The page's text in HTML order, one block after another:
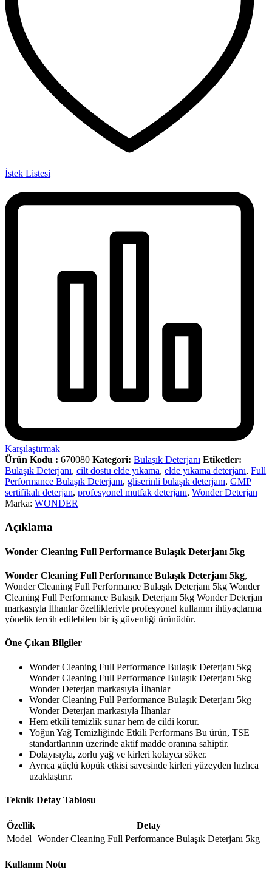
İstek Listesi
Karşılaştırmak
Ürün Kodu : 670080 Kategori: Bulaşık Deterjanı Etiketler:
Bulaşık Deterjanı, cilt dostu elde yıkama, elde yıkama deterjanı, Full
Performance Bulaşık Deterjanı, gliserinli bulaşık deterjanı, GMP
sertifikalı deterjan, profesyonel mutfak deterjanı, Wonder Deterjan
Marka: WONDER
Açıklama
Wonder Cleaning Full Performance Bulaşık Deterjanı 5kg
Wonder Cleaning Full Performance Bulaşık Deterjanı 5kg,
Wonder Cleaning Full Performance Bulaşık Deterjanı 5kg Wonder
Cleaning Full Performance Bulaşık Deterjanı 5kg Wonder Deterjan
markasıyla İlhanlar özellikleriyle profesyonel kullanım ihtiyaçlarına
yönelik tercih edilebilen bir iş güvenliği ürünüdür.
Öne Çıkan Bilgiler
Wonder Cleaning Full Performance Bulaşık Deterjanı 5kg
Wonder Cleaning Full Performance Bulaşık Deterjanı 5kg
Wonder Deterjan markasıyla İlhanlar
Wonder Cleaning Full Performance Bulaşık Deterjanı 5kg
Wonder Deterjan markasıyla İlhanlar
Hem etkili temizlik sunar hem de cildi korur.
Yoğun Yağ Temizliğinde Etkili Performans Bu ürün, TSE
standartlarının üzerinde aktif madde oranına sahiptir.
Dolayısıyla, zorlu yağ ve kirleri kolayca söker.
Ayrıca güçlü köpük etkisi sayesinde kirleri yüzeyden hızlıca
uzaklaştırır.
Teknik Detay Tablosu
Özellik
Detay
Model
Wonder Cleaning Full Performance Bulaşık Deterjanı 5kg
Kullanım Notu